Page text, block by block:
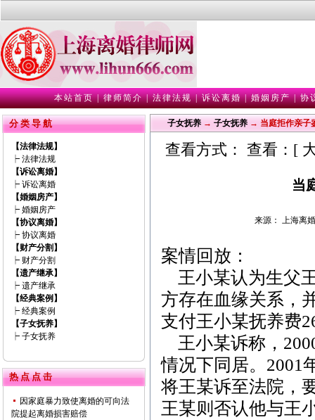
本站首页|律师简介|法律法规|诉讼离婚|婚姻房产|协
分 类 导 航
【法律法规】
┝ 法律法规
【诉讼离婚】
┝ 诉讼离婚
【婚姻房产】
┝ 婚姻房产
【协议离婚】
┝ 协议离婚
【财产分割】
┝ 财产分割
【遗产继承】
┝ 遗产继承
【经典案例】
┝ 经典案例
【子女抚养】
┝ 子女抚养
热 点 点 击
因家庭暴力致使离婚的可向法
院提起离婚损害赔偿
子女抚养→ 子女抚养→ 当庭拒作亲子
查看方式： 查看：[
当
来源： 上海离
案情回放：
王小某认为生父
方存在血缘关系，
支付王小某抚养费
王小某诉称，
情况下同居。2001
将王某诉至法院，
王某则否认他与王